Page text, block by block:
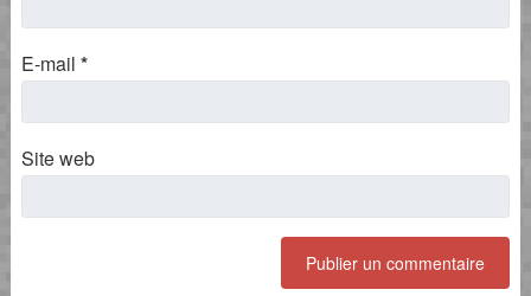
E-mail *
Site web